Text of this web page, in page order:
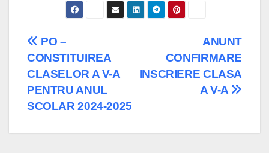
Post
navigation
ANUNT
CONFIRMARE
INSCRIERE CLASA
A V-A
PO –
CONSTITUIREA
CLASELOR A V-A
PENTRU ANUL
SCOLAR 2024-2025